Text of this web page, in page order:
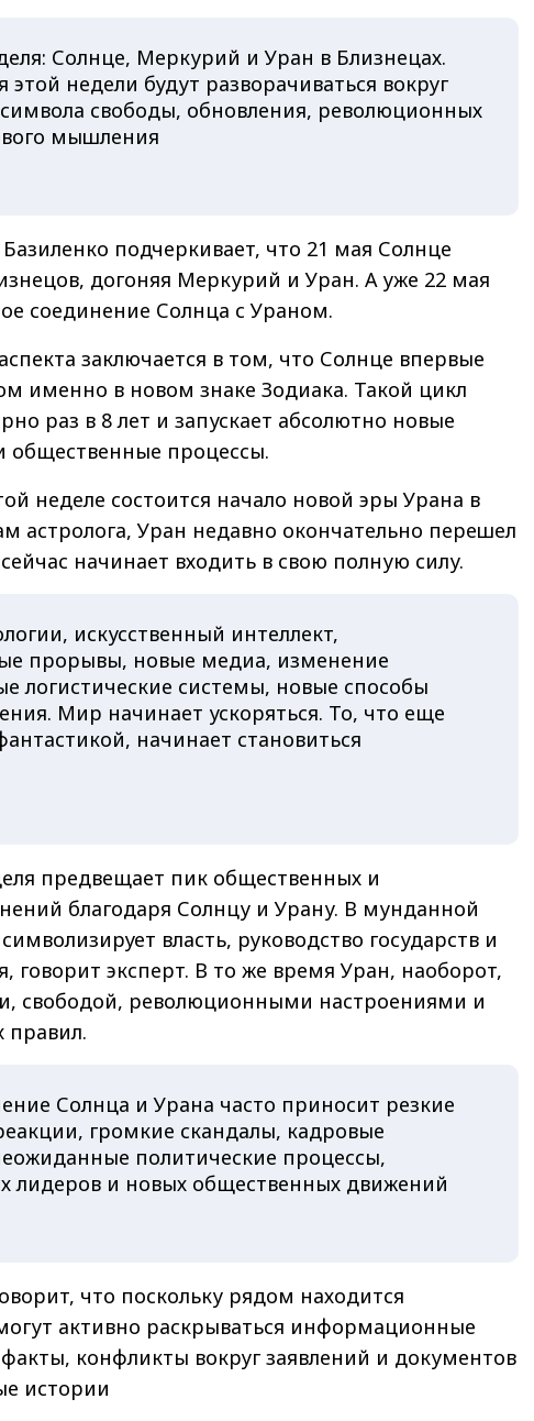
Солнце, Меркурий и Уран в Близнецах.
этой недели будут разворачиваться вокруг
свободы, обновления, революционных
мышления
подчеркивает, что 21 мая Солнце
догоняя Меркурий и Уран. А уже 22 мая
соединение Солнца с Ураном.
заключается в том, что Солнце впервые
именно в новом знаке Зодиака. Такой цикл
раз в 8 лет и запускает абсолютно новые
процессы.
неделе состоится начало новой эры Урана в
астролога, Уран недавно окончательно перешел
начинает входить в свою полную силу.
искусственный интеллект,
прорывы, новые медиа, изменение
логистические системы, новые способы
Мир начинает ускоряться. То, что еще
начинает становиться
предвещает пик общественных и
благодаря Солнцу и Урану. В мунданной
власть, руководство государств и
говорит эксперт. В то же время Уран, наоборот,
свободой, революционными настроениями и
правил.
Солнца и Урана часто приносит резкие
громкие скандалы, кадровые
политические процессы,
лидеров и новых общественных движений
что поскольку рядом находится
активно раскрываться информационные
конфликты вокруг заявлений и документов
истории